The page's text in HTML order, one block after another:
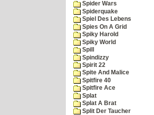
Spider Wars
Spiderquake
Spiel Des Lebens
Spies On A Grid
Spiky Harold
Spiky World
Spill
Spindizzy
Spirit 22
Spite And Malice
Spitfire 40
Spitfire Ace
Splat
Splat A Brat
Split Der Taucher